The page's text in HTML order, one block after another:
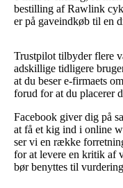
bestilling af Rawlink
er på gaveindkøb til en
Trustpilot tilbyder flere
adskillige tidligere
at du beser e-firmaets
forud for at du placerer
Facebook giver dig på
at få et kig ind i online
ser vi en række
for at levere en kritik af
bør benyttes til